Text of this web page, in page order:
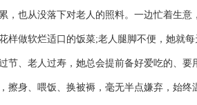
，也从没落下对老人的照料。一边忙着生
样做软烂适口的饭菜;老人腿脚不便，她就
节、老人过寿，她总会提前备好爱吃的、
擦身、喂饭、换被褥，毫无半点嫌弃，始